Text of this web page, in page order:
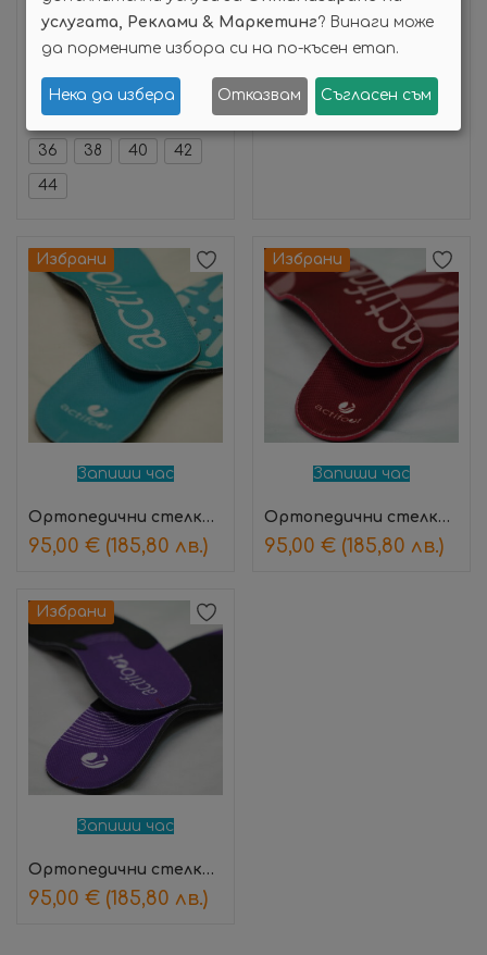
Опции
Ортопедични обувки Actifoot – черни
100,00€ (195,58 лв.)
36 38 40 42
44
Запиши час
95,00€ (185,80 лв.)
Запиши час
Избрани
Ортопедични стелки – медицински (сини)
95,00 € (185,80 лв.)
Запиши час
Избрани
Ортопедични стелки – медицински (червени)
95,00 € (185,80 лв.)
Запиши час
Избрани
Ортопедични стелки Actifoot – спортни
95,00 € (185,80 лв.)
услугата, Реклами & Маркетинг? Винаги може
да пормените избора си на по-късен етап.
Нека да избера Отказвам Съгласен съм